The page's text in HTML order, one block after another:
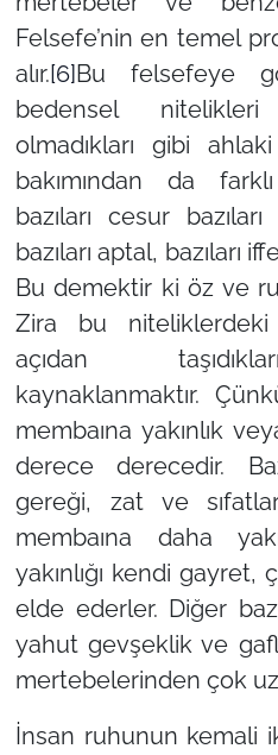
Felsefe’nin en temel
alır.[6]Bu felsefeye
bedensel nitelikleri
olmadıkları gibi
bakımından da
bazıları cesur
bazıları aptal, bazıları
Bu demektir ki öz ve
Zira bu
açıdan
kaynaklanmaktır.
membaına yakınlık
derece derecedir.
gereği, zat ve
membaına daha
yakınlığı kendi gayret,
elde ederler. Diğer
yahut gevşeklik ve
mertebelerinden çok
İnsan ruhunun kemali